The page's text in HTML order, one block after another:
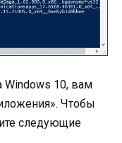
Windows 10, вам
Чтобы
следующие